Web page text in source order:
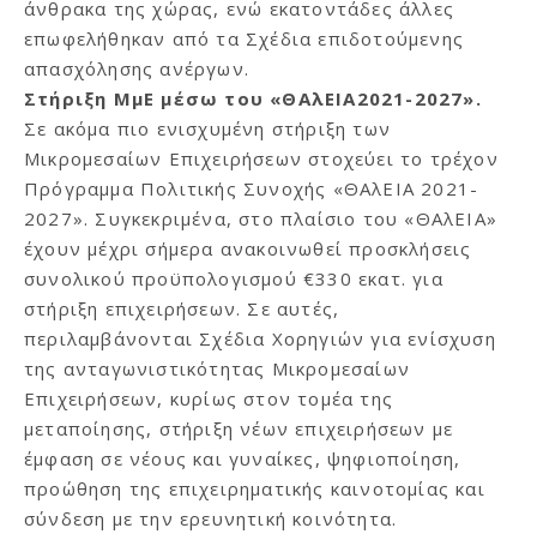
άνθρακα της χώρας, ενώ εκατοντάδες άλλες
επωφελήθηκαν από τα Σχέδια επιδοτούμενης
απασχόλησης ανέργων.
Στήριξη ΜμΕ μέσω του «ΘΑλΕΙΑ2021-2027».
Σε ακόμα πιο ενισχυμένη στήριξη των
Μικρομεσαίων Επιχειρήσεων στοχεύει το τρέχον
Πρόγραμμα Πολιτικής Συνοχής «ΘΑλΕΙΑ 2021-
2027». Συγκεκριμένα, στο πλαίσιο του «ΘΑλΕΙΑ»
έχουν μέχρι σήμερα ανακοινωθεί προσκλήσεις
συνολικού προϋπολογισμού €330 εκατ. για
στήριξη επιχειρήσεων. Σε αυτές,
περιλαμβάνονται Σχέδια Χορηγιών για ενίσχυση
της ανταγωνιστικότητας Μικρομεσαίων
Επιχειρήσεων, κυρίως στον τομέα της
μεταποίησης, στήριξη νέων επιχειρήσεων με
έμφαση σε νέους και γυναίκες, ψηφιοποίηση,
προώθηση της επιχειρηματικής καινοτομίας και
σύνδεση με την ερευνητική κοινότητα.